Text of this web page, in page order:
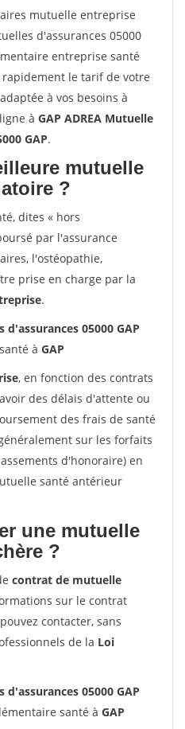
mutuelle entreprise
d'assurances 05000
entreprise santé
rapidement le tarif de votre
à vos besoins à
à GAP ADREA Mutuelle
GAP.
mutuelle
?
dites « hors
par l'assurance
l'ostéopathie,
prise en charge par la
.
05000 GAP
à GAP
, en fonction des contrats
des délais d'attente ou
des frais de santé
sur les forfaits
d'honoraire) en
santé antérieur
une mutuelle
?
contrat de mutuelle
sur le contrat
contacter, sans
de la Loi
05000 GAP
santé à GAP